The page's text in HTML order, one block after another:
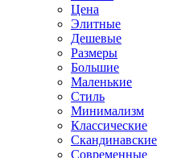
Цена
Элитные
Дешевые
Размеры
Большие
Маленькие
Стиль
Минимализм
Классические
Скандинавские
Современные